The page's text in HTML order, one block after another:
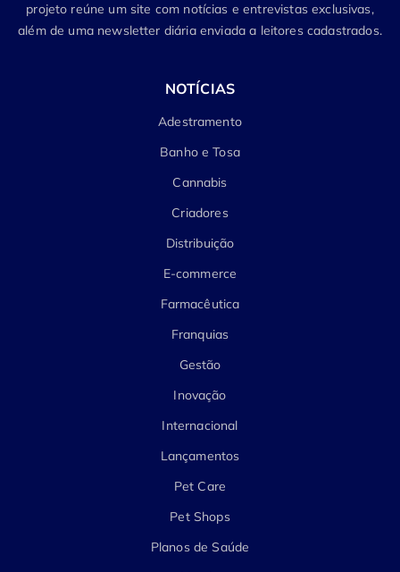
projeto reúne um site com notícias e entrevistas exclusivas,
além de uma newsletter diária enviada a leitores cadastrados.
NOTÍCIAS
Adestramento
Banho e Tosa
Cannabis
Criadores
Distribuição
E-commerce
Farmacêutica
Franquias
Gestão
Inovação
Internacional
Lançamentos
Pet Care
Pet Shops
Planos de Saúde